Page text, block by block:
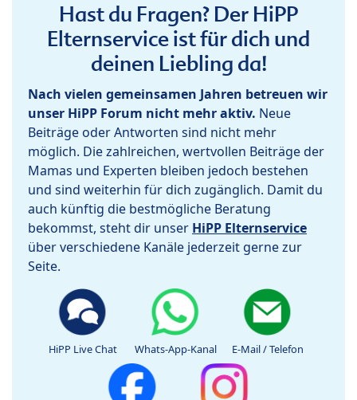
Hast du Fragen? Der HiPP
Elternservice ist für dich und
deinen Liebling da!
Nach vielen gemeinsamen Jahren betreuen wir
unser HiPP Forum nicht mehr aktiv. Neue
Beiträge oder Antworten sind nicht mehr
möglich. Die zahlreichen, wertvollen Beiträge der
Mamas und Experten bleiben jedoch bestehen
und sind weiterhin für dich zugänglich. Damit du
auch künftig die bestmögliche Beratung
bekommst, steht dir unser HiPP Elternservice
über verschiedene Kanäle jederzeit gerne zur
Seite.
HiPP Live Chat Whats-App-Kanal E-Mail / Telefon